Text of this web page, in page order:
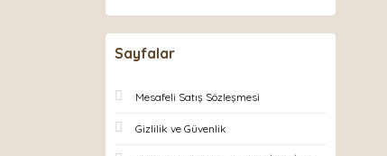
Sayfalar
Mesafeli Satış Sözleşmesi
Gizlilik ve Güvenlik